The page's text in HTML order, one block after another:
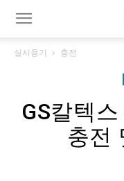
실사용기 충전
GS칼텍
충전